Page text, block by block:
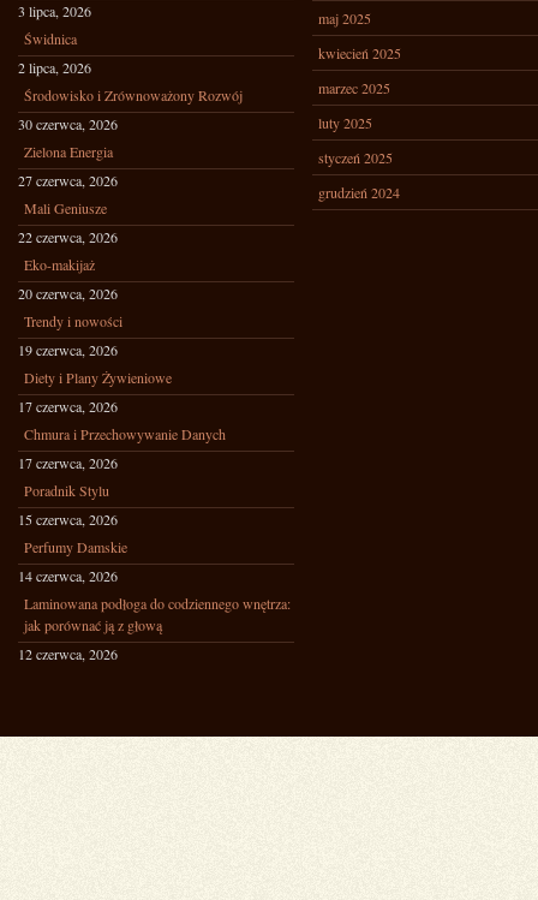
3 lipca, 2026
Świdnica
2 lipca, 2026
Środowisko i Zrównoważony Rozwój
30 czerwca, 2026
Zielona Energia
27 czerwca, 2026
Mali Geniusze
22 czerwca, 2026
Eko-makijaż
20 czerwca, 2026
Trendy i nowości
19 czerwca, 2026
Diety i Plany Żywieniowe
17 czerwca, 2026
Chmura i Przechowywanie Danych
17 czerwca, 2026
Poradnik Stylu
15 czerwca, 2026
Perfumy Damskie
14 czerwca, 2026
Laminowana podłoga do codziennego wnętrza:
jak porównać ją z głową
12 czerwca, 2026
maj 2025
kwiecień 2025
marzec 2025
luty 2025
styczeń 2025
grudzień 2024